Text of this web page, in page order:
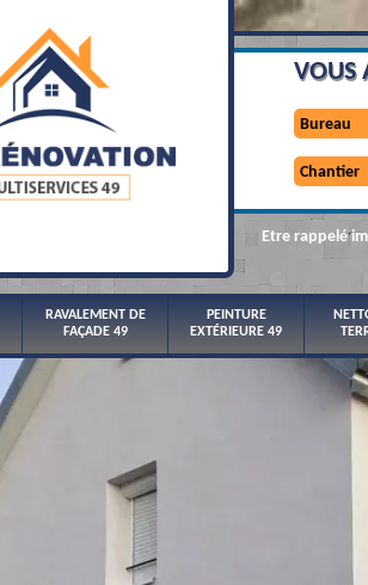
VOUS
Bureau
Chantier
Etre rappelé
RAVALEMENT DE
FAÇADE 49
PEINTURE
EXTÉRIEURE 49